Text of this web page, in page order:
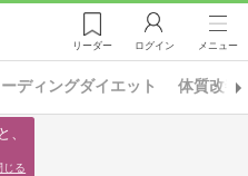
リーダー ログイン メニュー
ーディングダイエット 体質改善
、
じる